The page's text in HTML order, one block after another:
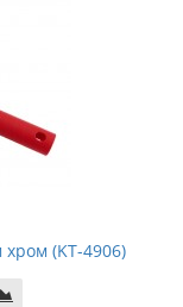
(KT-4906)